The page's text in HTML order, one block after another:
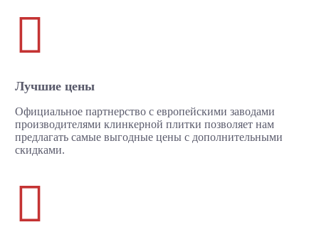

Лучшие цены
Официальное партнерство с европейскими заводами
производителями клинкерной плитки позволяет нам
предлагать самые выгодные цены с дополнительными
скидками.
